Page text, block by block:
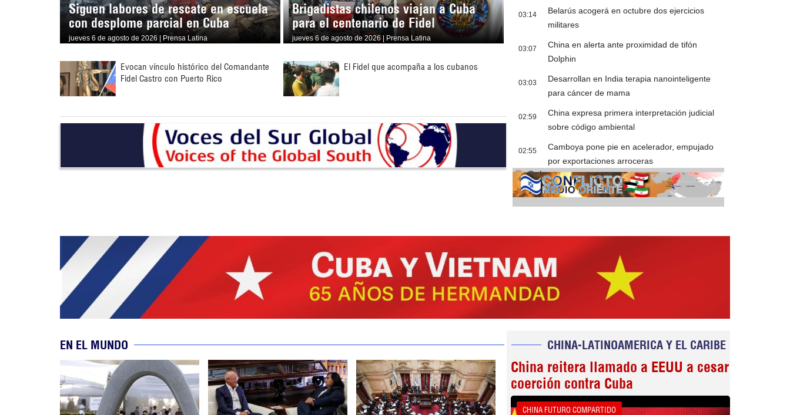
Siguen labores de rescate en escuela
con desplome parcial en Cuba
jueves 6 de agosto de 2026 | Prensa Latina
Brigadistas chilenos viajan a Cuba
para el centenario de Fidel
jueves 6 de agosto de 2026 | Prensa Latina
Evocan vínculo histórico del Comandante
Fidel Castro con Puerto Rico
El Fidel que acompaña a los cubanos
03:14
Belarús acogerá en octubre dos ejercicios
militares
03:07
China en alerta ante proximidad de tifón
Dolphin
03:03
Desarrollan en India terapia nanointeligente
para cáncer de mama
02:59
China expresa primera interpretación judicial
sobre código ambiental
02:55
Camboya pone pie en acelerador, empujado
por exportaciones arroceras
Cobertura
EN EL MUNDO CHINA-LATINOAMERICA Y EL CARIBE
China reitera llamado a EEUU a cesar
coerción contra Cuba
CHINA FUTURO COMPARTIDO